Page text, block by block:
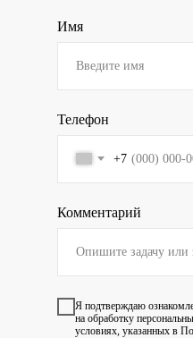
Имя
Телефон
+7
Комментарий
Я подтверждаю
на обработку
условиях, указанных в